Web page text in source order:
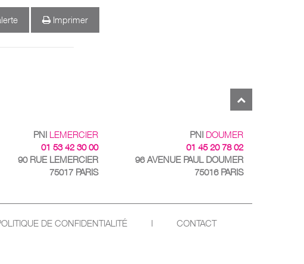
Imprimer
PNI LEMERCIER
01 53 42 30 00
90 RUE LEMERCIER
75017 PARIS
PNI DOUMER
01 45 20 78 02
96 AVENUE PAUL DOUMER
75016 PARIS
DE CONFIDENTIALITÉ I CONTACT